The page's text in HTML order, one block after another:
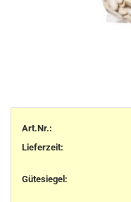
Art.Nr.:
Lieferzeit:
Gütesiegel: